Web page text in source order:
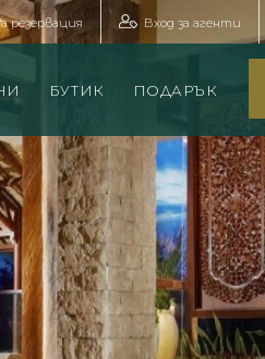
Вход за агенти
резервация
БУТИК ПОДАРЪК